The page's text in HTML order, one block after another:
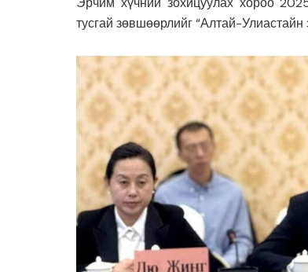
тусгай зөвшөөрлийг “Алтай-